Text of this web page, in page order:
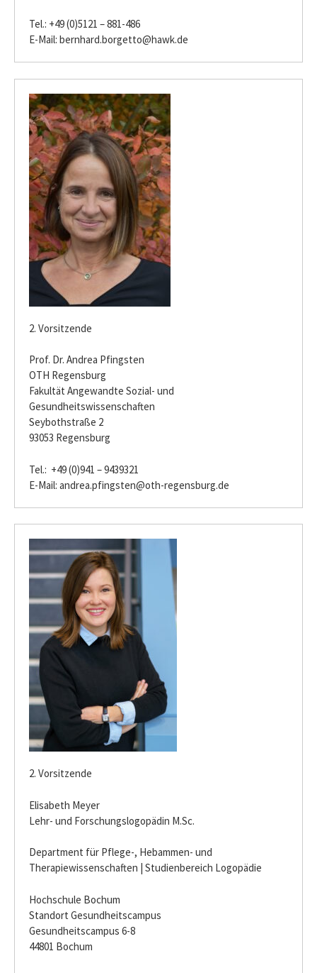
Tel.: +49 (0)5121 – 881-486
E-Mail: bernhard.borgetto@hawk.de
2. Vorsitzende
Prof. Dr. Andrea Pfingsten
OTH Regensburg
Fakultät Angewandte Sozial- und
Gesundheitswissenschaften
Seybothstraße 2
93053 Regensburg
Tel.: +49 (0)941 – 9439321
E-Mail: andrea.pfingsten@oth-regensburg.de
2. Vorsitzende
Elisabeth Meyer
Lehr- und Forschungslogopädin M.Sc.
Department für Pflege-, Hebammen- und
Therapiewissenschaften | Studienbereich Logopädie
Hochschule Bochum
Standort Gesundheitscampus
Gesundheitscampus 6-8
44801 Bochum